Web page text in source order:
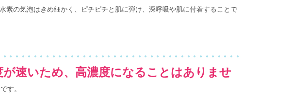
素の気泡はきめ細かく、ピチピチと肌に弾け、深呼吸や肌に付着することで
速いため、高濃度になることはありませ
す。